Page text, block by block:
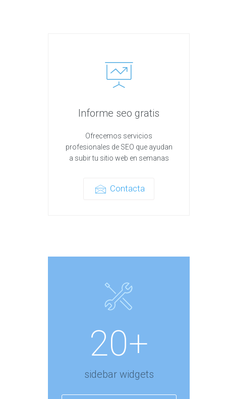
Informe seo gratis
Ofrecemos servicios
profesionales de SEO que ayudan
a subir tu sitio web en semanas
Contacta
20+
sidebar widgets